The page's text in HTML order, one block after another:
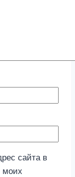
сайта в
моих